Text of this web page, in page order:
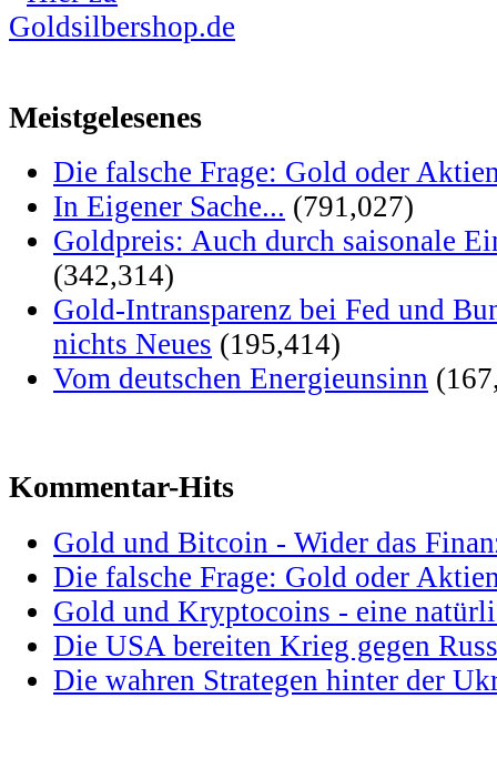
Meistgelesenes
Die falsche Frage: Gold oder
In Eigener Sache... (791,027)
Goldpreis: Auch durch saisonale
(342,314)
Gold-Intransparenz bei Fed und
nichts Neues (195,414)
Vom deutschen Energieunsinn
Kommentar-Hits
Gold und Bitcoin - Wider das
Die falsche Frage: Gold oder
Gold und Kryptocoins - eine
Die USA bereiten Krieg gegen
Die wahren Strategen hinter der